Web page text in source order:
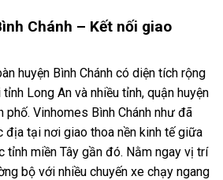
Chánh – Kết nối giao
huyện Bình Chánh có diện tích rộng
Long An và nhiều tỉnh, quận huyện
phố. Vinhomes Bình Chánh như đã
địa tại nơi giao thoa nền kinh tế giữa
tỉnh miền Tây gần đó. Nằm ngay vị trí
bộ với nhiều chuyến xe chạy ngang